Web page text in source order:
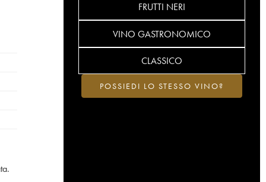
FRUTTI NERI
VINO GASTRONOMICO
CLASSICO
POSSIEDI LO STESSO VINO?